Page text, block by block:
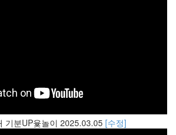
기분UP윷놀이 2025.03.05 [수정]